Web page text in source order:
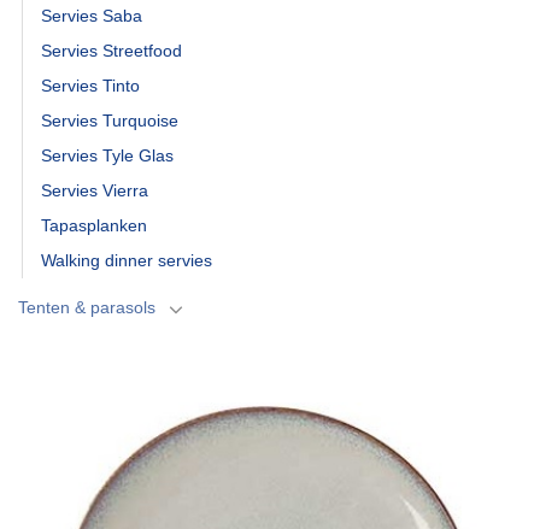
Servies Saba
Servies Streetfood
Servies Tinto
Servies Turquoise
Servies Tyle Glas
Servies Vierra
Tapasplanken
Walking dinner servies
Tenten & parasols